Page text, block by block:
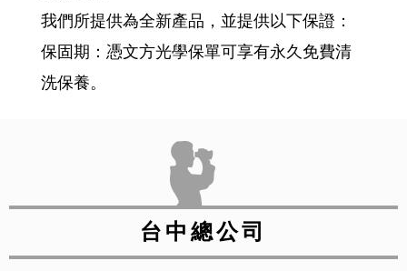
我們所提供為全新產品，並提供以下保證：
保固期：憑文方光學保單可享有永久免費清
洗保養。
台中總公司